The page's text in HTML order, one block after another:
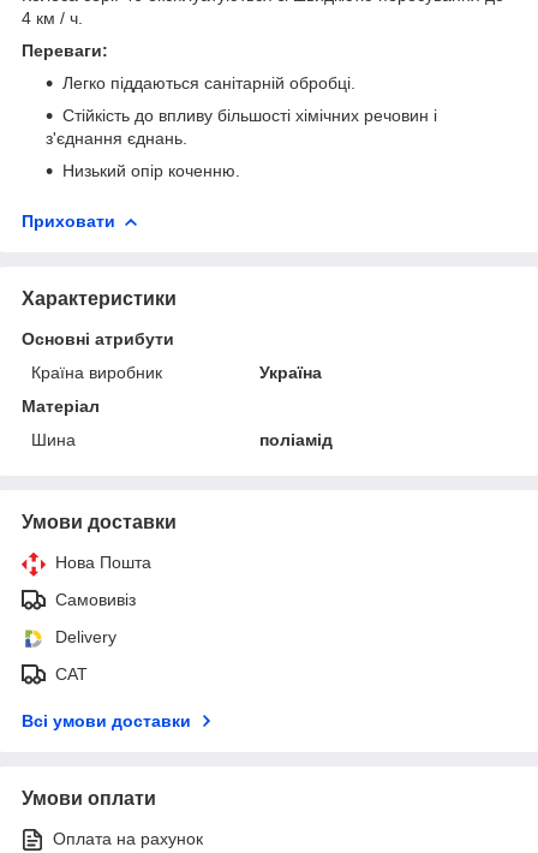
4 км / ч.
Переваги:
Легко піддаються санітарній обробці.
Стійкість до впливу більшості хімічних речовин і
з'єднання єднань.
Низький опір коченню.
Приховати
Характеристики
Основні атрибути
Країна виробник
Україна
Матеріал
Шина
поліамід
Умови доставки
Нова Пошта
Самовивіз
Delivery
САТ
Всі умови доставки
Умови оплати
Оплата на рахунок